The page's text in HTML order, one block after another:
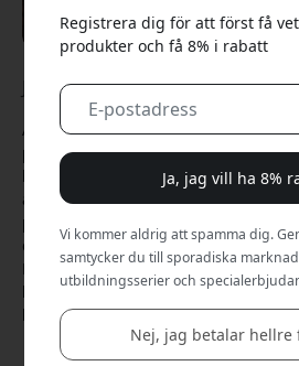
Jun 09, 2025
Att rita digitalt på en iPad har blivit
papper – det är numera ett kraftfullt
hobbyister och professionella
av appar gäller det att välja rätt. Det
penslar och färger, utan om
exportmöjligheter och hur appen
Pencil. Här guidar vi dig genom
kompetenta ritapparna till iPad och
både tekniskt och praktiskt.
Registrera dig för att först få
produkter och få 8% i rabatt
Ja, jag vill ha 8%
Vi kommer aldrig att spamma dig.
samtycker du till sporadiska
utbildningsserier och
Nej, jag betalar hellre